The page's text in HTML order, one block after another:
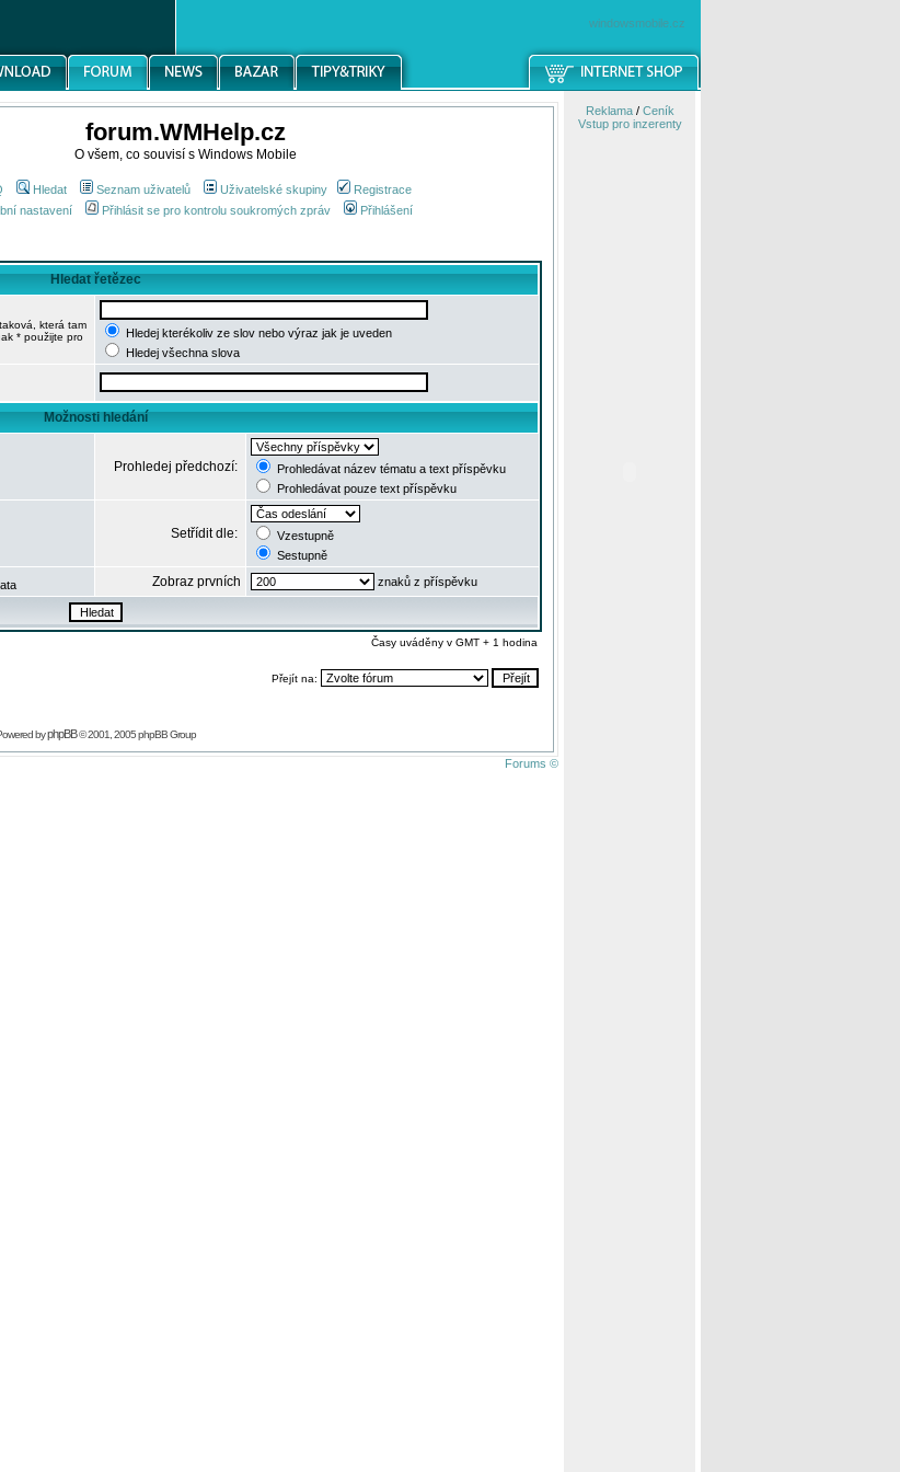
windowsmobile.cz
forum.WMHelp.cz
O všem, co souvisí s Windows Mobile
Hledat Seznam uživatelů Uživatelské skupiny
Registrace
nastavení
Přihlásit se pro kontrolu soukromých zpráv Přihlášení
Hledat řetězec
která tam
* použijte pro
Hledej kterékoliv ze slov nebo výraz jak je uveden
Hledej všechna slova
Možnosti hledání
Prohledej předchozí:
Prohledávat název tématu a text příspěvku
Prohledávat pouze text příspěvku
Setřídit dle:
Vzestupně
Sestupně
Zobraz prvních znaků z příspěvku
Časy uváděny v GMT + 1 hodina
Přejít na:
byphpBB© 2001, 2005 phpBB Group
Forums ©
Reklama/ Ceník
Vstup pro inzerenty